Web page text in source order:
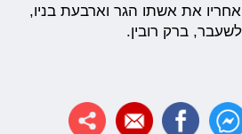
אחריו את אשתו הגר וארבעת בניו,
ברק רובין.